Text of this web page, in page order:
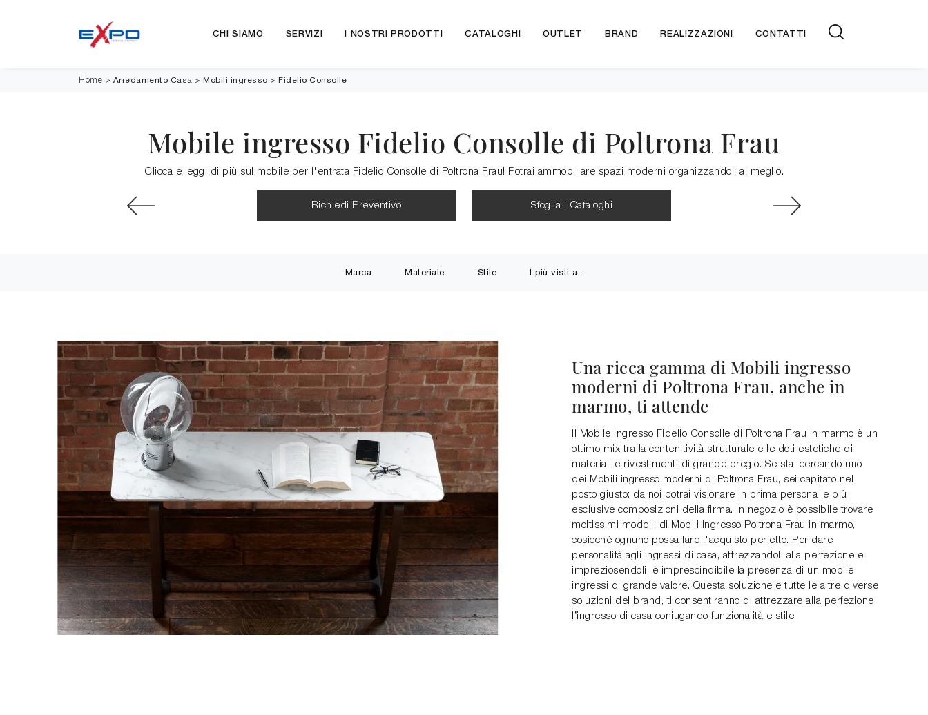
CHI SIAMO SERVIZI I NOSTRI PRODOTTI CATALOGHI OUTLET BRAND REALIZZAZIONI CONTATTI
Home > Arredamento Casa > Mobili ingresso > Fidelio Consolle
Mobile ingresso Fidelio Consolle di Poltrona Frau
Clicca e leggi di più sul mobile per l'entrata Fidelio Consolle di Poltrona Frau! Potrai ammobiliare spazi moderni organizzandoli al meglio.
Richiedi Preventivo Sfoglia i Cataloghi
Marca Materiale Stile I più visti a :
Una ricca gamma di Mobili ingresso
moderni di Poltrona Frau, anche in
marmo, ti attende
Il Mobile ingresso Fidelio Consolle di Poltrona Frau in marmo è un
ottimo mix tra la contenitività strutturale e le doti estetiche di
materiali e rivestimenti di grande pregio. Se stai cercando uno
dei Mobili ingresso moderni di Poltrona Frau, sei capitato nel
posto giusto: da noi potrai visionare in prima persona le più
esclusive composizioni della firma. In negozio è possibile trovare
moltissimi modelli di Mobili ingresso Poltrona Frau in marmo,
cosicché ognuno possa fare l'acquisto perfetto. Per dare
personalità agli ingressi di casa, attrezzandoli alla perfezione e
impreziosendoli, è imprescindibile la presenza di un mobile
ingressi di grande valore. Questa soluzione e tutte le altre diverse
soluzioni del brand, ti consentiranno di attrezzare alla perfezione
l’ingresso di casa coniugando funzionalità e stile.